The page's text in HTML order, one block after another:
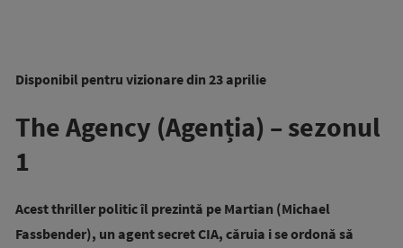
Disponibil pentru vizionare din 23 aprilie
The Agency (Agenția) – sezonul
1
Acest thriller politic îl prezintă pe Martian (Michael
Fassbender), un agent secret CIA, căruia i se ordonă să